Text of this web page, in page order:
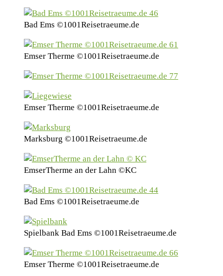
Bad Ems ©1001Reisetraeume.de
Emser Therme ©1001Reisetraeume.de
Emser Therme ©1001Reisetraeume.de
Marksburg ©1001Reisetraeume.de
EmserTherme an der Lahn ©KC
Bad Ems ©1001Reisetraeume.de
Spielbank Bad Ems ©1001Reisetraeume.de
Emser Therme ©1001Reisetraeume.de